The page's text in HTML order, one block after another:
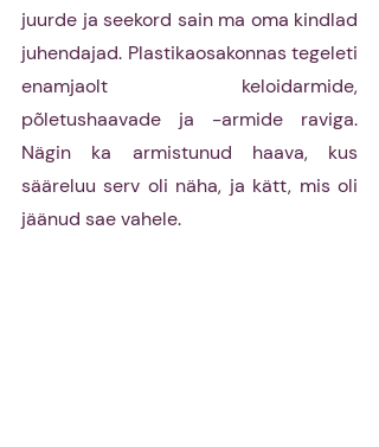
juurde ja seekord sain ma oma kindlad
juhendajad. Plastikaosakonnas tegeleti
enamjaolt keloidarmide,
põletushaavade ja -armide raviga.
Nägin ka armistunud haava, kus
sääreluu serv oli näha, ja kätt, mis oli
jäänud sae vahele.